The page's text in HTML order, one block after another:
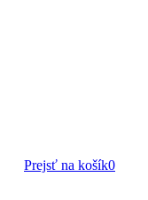
Prejsť na košík0